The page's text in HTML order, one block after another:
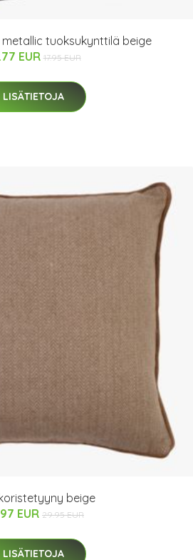
tuoksukynttilä beige
EUR 17.95 EUR
LISÄTIETOJA
beige
EUR 29.95 EUR
LISÄTIETOJA